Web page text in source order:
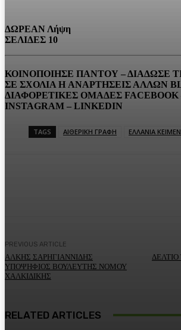
ΔΩΡΕΑΝ Λήψη
ΣΕΛΙΔΕΣ 10
ΚΟΙΝΟΠΟΙΗΣΕ ΠΑΝΤΟΥ – ΔΙΑΔΩΣΕ
ΣΕ ΣΧΟΛΙΑ H ΑΝAΡΤΗΣΕΙΣ ΑΛΛΩΝ
ΔΙΑΦΟΡΕTIKEΣ ΟΜΑΔΕΣ FACEBOOK
INSTAGRAM – LINKEDIN
TAGS ΑΙΘΕΡΙΚΗ ΓΡΑΦΗ ΕΛΛΑΝΙΑ
PREVIOUS ARTICLE
ΑΛΚΗΣ ΣΑΡΗΓΙΑΝΝΙΔΗΣ
ΥΠΟΨΗΦΙΟΣ ΒΟΥΛΕΥΤΗΣ ΝΟΜΟΥ
ΧΑΛΚΙΔΙΚΗΣ
RELATED ARTICLES